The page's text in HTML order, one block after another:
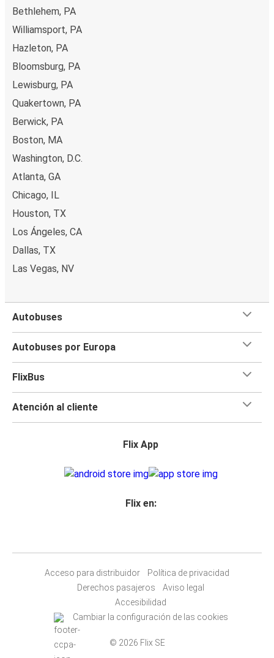
Bethlehem, PA
Williamsport, PA
Hazleton, PA
Bloomsburg, PA
Lewisburg, PA
Quakertown, PA
Berwick, PA
Boston, MA
Washington, D.C.
Atlanta, GA
Chicago, IL
Houston, TX
Los Ángeles, CA
Dallas, TX
Las Vegas, NV
Autobuses
Autobuses por Europa
FlixBus
Atención al cliente
Flix App
Flix en:
Acceso para distribuidor
Política de privacidad
Derechos pasajeros
Aviso legal
Accesibilidad
Cambiar la configuración de las cookies
© 2026 Flix SE